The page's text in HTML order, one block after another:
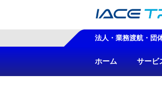
法人・業務渡航・団
ホーム サービ